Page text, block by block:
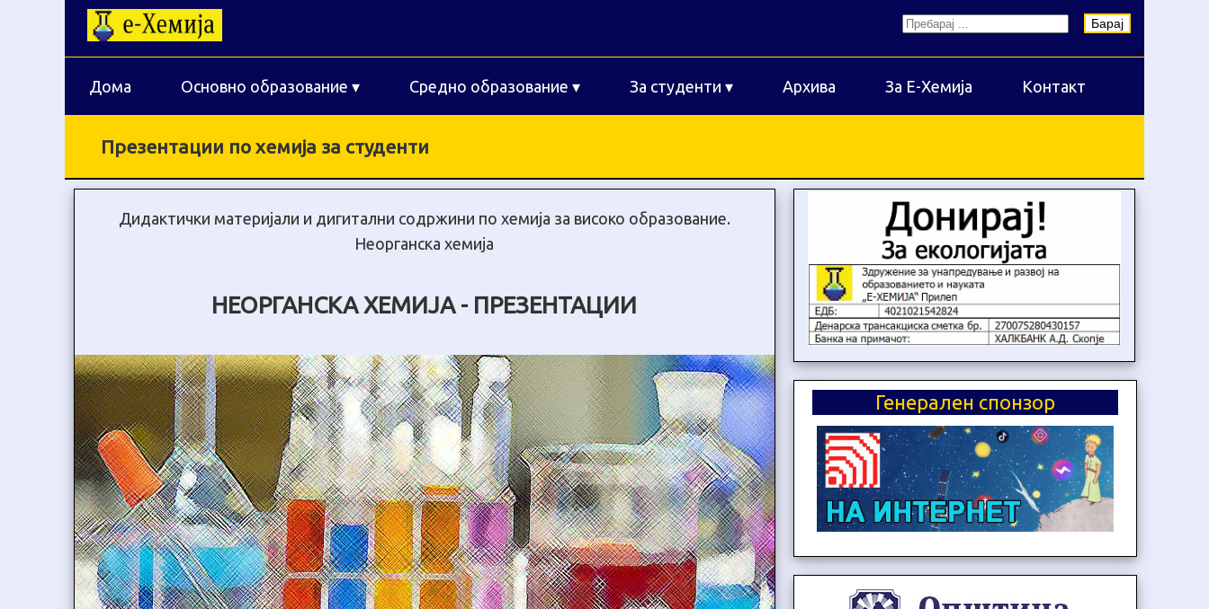
Барај
Дома Основно образование ▾ Средно образование ▾ За студенти ▾ Архива За Е-Хемија Контакт
Презентации по хемија за студенти
Дидактички материјали и дигитални содржини по хемија за високо образование.
Неорганска хемија
НЕОРГАНСКА ХЕМИЈА - ПРЕЗЕНТАЦИИ
Генерален спонзор